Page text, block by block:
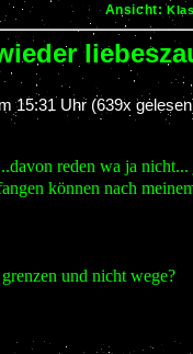
Ansicht:
15:31 Uhr (639x
reden wa ja
können nach
und nicht wege?